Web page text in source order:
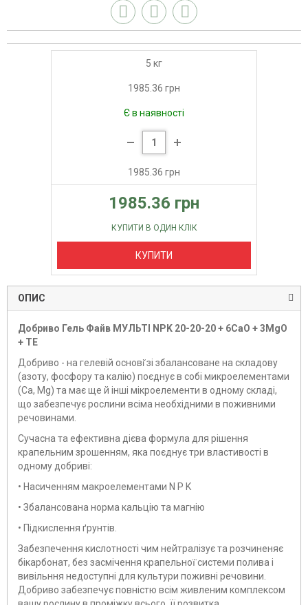
-Підкислювальні властивості в поєднанні з кальцієм покращує
Призначене для використання впродовж усього циклу росту
5 кг
1985.36 грн
Є в наявності
1985.36 грн
1985.36 грн
КУПИТИ В ОДИН КЛІК
КУПИТИ
ОПИС
Добриво Гель Файв МУЛЬТІ NPK 20-20-20 + 6CaO + 3MgO
+ TE
Добриво - на гелевій основі̆ зі збалансоване на складову
(азоту, фосфору та калію) поєднує в собі микроелементами
(Са, Mg) та має ще й інші мікроелементи в одному складі,
що забезпечує рослини всіма необхідними в поживними
речовинами.
Сучасна та ефективна дієва формула для рішення
крапельним зрошенням, яка поєднує три властивості в
одному добриві:
• Насиченням макроелементами N P K
• Збалансована норма кальцію та магнію
• Підкислення ґрунтів.
Забезпечення кислотності чим нейтралізує та розчиненяє
бікарбонат, без засмічення крапельної̈ системи полива і
вивільння недоступні для культури поживні речовини.
Добриво забезпечує повністю всім живленим комплексом